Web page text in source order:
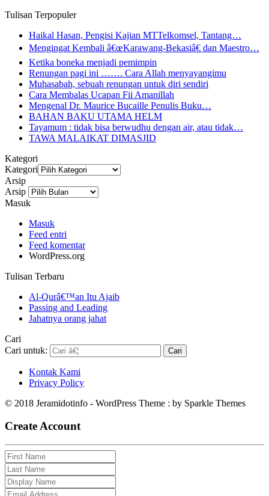
Tulisan Terpopuler
Haikal Hasan, Pengisi Kajian MTTelkomsel, Tantang…
Mengingat Kembali â€œKarawang-Bekasiâ€ dan Maestro…
Ketika boneka menjadi pemimpin
Renungan pagi ini ……. Cara Allah menyayangimu
Muhasabah, sebuah renungan untuk diri sendiri
Cara Membalas Ucapan Fii Amanillah
Mengenal Dr. Maurice Bucaille Penulis Buku…
BAHAN BAKU UTAMA HELM
Tayamum : tidak bisa berwudhu dengan air, atau tidak…
TAWA MALAIKAT DIMASJID
Kategori
Kategori
Arsip
Arsip
Masuk
Masuk
Feed entri
Feed komentar
WordPress.org
Tulisan Terbaru
Al-Qurâ€™an Itu Ajaib
Passing and Leading
Jahatnya orang jahat
Cari
Cari untuk:
Kontak Kami
Privacy Policy
© 2018 Jeramidotinfo - WordPress Theme : by Sparkle Themes
Create Account